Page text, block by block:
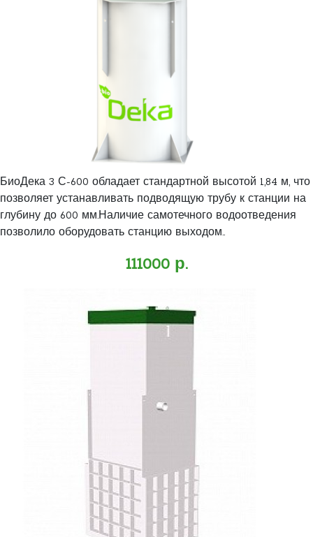
БиоДека 3 С-600 обладает стандартной высотой 1,84 м, что
позволяет устанавливать подводящую трубу к станции на
глубину до 600 мм.Наличие самотечного водоотведения
позволило оборудовать станцию выходом..
111000 р.